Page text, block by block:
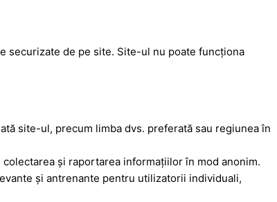
securizate de pe site. Site-ul nu poate funcţiona
site-ul, precum limba dvs. preferată sau regiunea în
şi raportarea informaţiilor în mod anonim.
şi antrenante pentru utilizatorii individuali,